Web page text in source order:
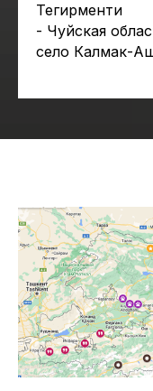
Тегирменти
- Чуйская
село Калмак-